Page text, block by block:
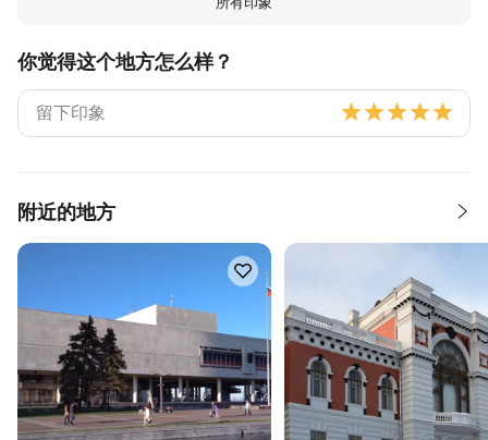
你觉得这个地方怎么样？
附近的地方